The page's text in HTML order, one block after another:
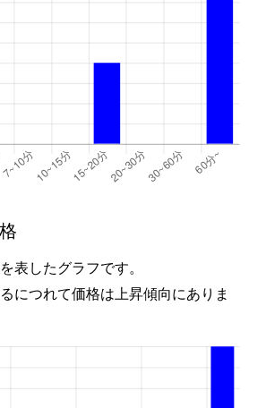
表したグラフです。
につれて価格は上昇傾向にありま